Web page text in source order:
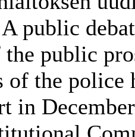
public
public
of the
in